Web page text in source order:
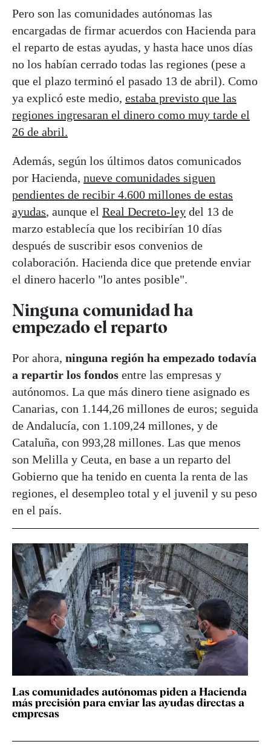
Pero son las comunidades autónomas las
encargadas de firmar acuerdos con Hacienda para
el reparto de estas ayudas, y hasta hace unos días
no los habían cerrado todas las regiones (pese a
que el plazo terminó el pasado 13 de abril). Como
ya explicó este medio, estaba previsto que las
regiones ingresaran el dinero como muy tarde el
26 de abril.
Además, según los últimos datos comunicados
por Hacienda, nueve comunidades siguen
pendientes de recibir 4.600 millones de estas
ayudas, aunque el Real Decreto-ley del 13 de
marzo establecía que los recibirían 10 días
después de suscribir esos convenios de
colaboración. Hacienda dice que pretende enviar
el dinero hacerlo "lo antes posible".
Ninguna comunidad ha
empezado el reparto
Por ahora, ninguna región ha empezado todavía
a repartir los fondos entre las empresas y
autónomos. La que más dinero tiene asignado es
Canarias, con 1.144,26 millones de euros; seguida
de Andalucía, con 1.109,24 millones, y de
Cataluña, con 993,28 millones. Las que menos
son Melilla y Ceuta, en base a un reparto del
Gobierno que ha tenido en cuenta la renta de las
regiones, el desempleo total y el juvenil y su peso
en el país.
Las comunidades autónomas piden a Hacienda
más precisión para enviar las ayudas directas a
empresas